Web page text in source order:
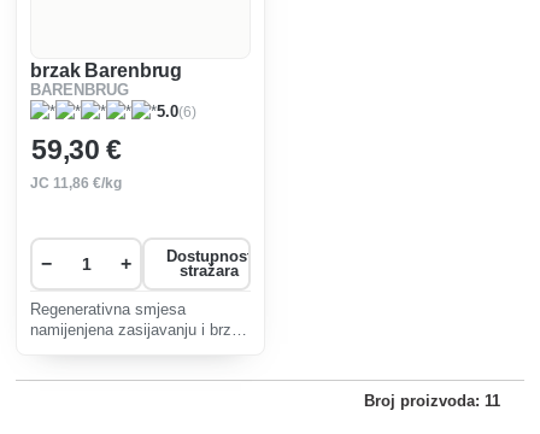
brzak Barenbrug
BARENBRUG
5.0(6)
59,30 €
JC11,86 €/kg
− +
Dostupnost
stražara
Regenerativna smjesa
namijenjena zasijavanju i brzoj
Broj proizvoda: 11